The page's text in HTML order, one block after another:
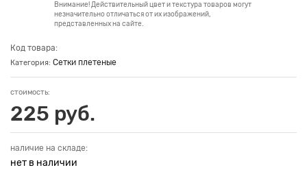
Внимание! Действительный цвет и текстура товаров могут
незначительно отличаться от их изображений,
представленных на сайте.
Код товара:
Категория: Сетки плетеные
стоимость:
225 руб.
наличие на складе:
нет в наличии